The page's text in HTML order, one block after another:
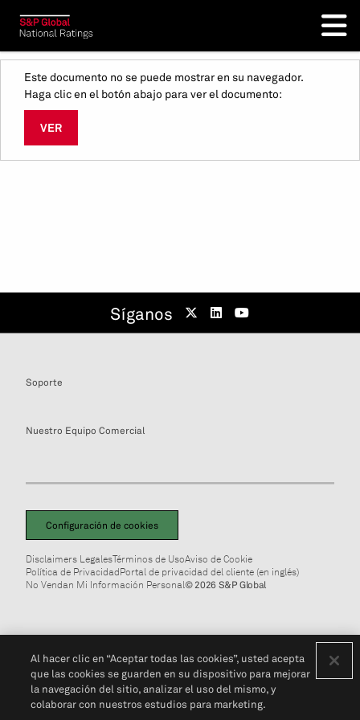
Este documento no se puede mostrar en su navegador.
Haga clic en el botón abajo para ver el documento:
VER
Síganos
Soporte
Nuestro Equipo Comercial
Configuración de cookies
Disclaimers LegalesTérminos de UsoAviso de Cookie
Política de PrivacidadPortal de privacidad del cliente (en inglés)
No Vendan Mi Información Personal© 2026 S&P Global
Al hacer clic en “Aceptar todas las cookies”, usted acepta
que las cookies se guarden en su dispositivo para mejorar
la navegación del sitio, analizar el uso del mismo, y
colaborar con nuestros estudios para marketing.